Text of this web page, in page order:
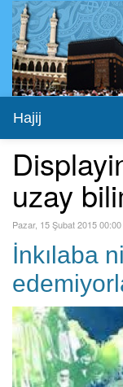
Hajij
uzay
Pazar, 15 Şubat 2015 00:00
İnkılaba